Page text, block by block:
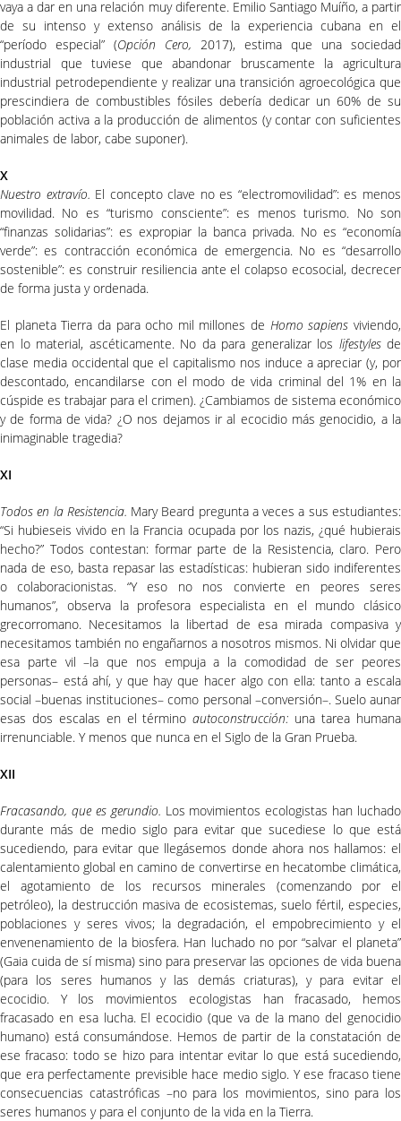
vaya a dar en una relación muy diferente. Emilio Santiago Muíño, a partir
de su intenso y extenso análisis de la experiencia cubana en el
“período especial” (Opción Cero, 2017), estima que una sociedad
industrial que tuviese que abandonar bruscamente la agricultura
industrial petrodependiente y realizar una transición agroecológica que
prescindiera de combustibles fósiles debería dedicar un 60% de su
población activa a la producción de alimentos (y contar con suficientes
animales de labor, cabe suponer).
X
Nuestro extravío. El concepto clave no es “electromovilidad”: es menos
movilidad. No es “turismo consciente”: es menos turismo. No son
“finanzas solidarias”: es expropiar la banca privada. No es “economía
verde”: es contracción económica de emergencia. No es “desarrollo
sostenible”: es construir resiliencia ante el colapso ecosocial, decrecer
de forma justa y ordenada.
El planeta Tierra da para ocho mil millones de Homo sapiensviviendo,
en lo material, ascéticamente. No da para generalizar los lifestyles de
clase media occidental que el capitalismo nos induce a apreciar (y, por
descontado, encandilarse con el modo de vida criminal del 1% en la
cúspide es trabajar para el crimen). ¿Cambiamos de sistema económico
y de forma de vida? ¿O nos dejamos ir al ecocidio más genocidio, a la
inimaginable tragedia?
XI
Todos en la Resistencia. Mary Beard pregunta a veces a sus estudiantes:
“Si hubieseis vivido en la Francia ocupada por los nazis, ¿qué hubierais
hecho?” Todos contestan: formar parte de la Resistencia, claro. Pero
nada de eso, basta repasar las estadísticas: hubieran sido indiferentes
o colaboracionistas. “Y eso no nos convierte en peores seres
humanos”, observa la profesora especialista en el mundo clásico
grecorromano. Necesitamos la libertad de esa mirada compasiva y
necesitamos también no engañarnos a nosotros mismos. Ni olvidar que
esa parte vil –la que nos empuja a la comodidad de ser peores
personas– está ahí, y que hay que hacer algo con ella: tanto a escala
social –buenas instituciones– como personal –conversión–. Suelo aunar
esas dos escalas en el términoautoconstrucción: una tarea humana
irrenunciable. Y menos que nunca en el Siglo de la Gran Prueba.
XII
Fracasando, que es gerundio. Los movimientos ecologistas han luchado
durante más de medio siglo para evitar que sucediese lo que está
sucediendo, para evitar que llegásemos donde ahora nos hallamos: el
calentamiento global en camino de convertirse en hecatombe climática,
el agotamiento de los recursos minerales (comenzando por el
petróleo), la destrucción masiva de ecosistemas, suelo fértil, especies,
poblaciones y seres vivos; la degradación, el empobrecimiento y el
envenenamiento de la biosfera. Han luchado no por “salvar el planeta”
(Gaia cuida de sí misma) sino para preservar las opciones de vida buena
(para los seres humanos y las demás criaturas), y para evitar el
ecocidio. Y los movimientos ecologistas han fracasado, hemos
fracasado en esa lucha. El ecocidio (que va de la mano del genocidio
humano) está consumándose. Hemos de partir de la constatación de
ese fracaso: todo se hizo para intentar evitar lo que está sucediendo,
que era perfectamente previsible hace medio siglo. Y ese fracaso tiene
consecuencias catastróficas –no para los movimientos, sino para los
seres humanos y para el conjunto de la vida en la Tierra.